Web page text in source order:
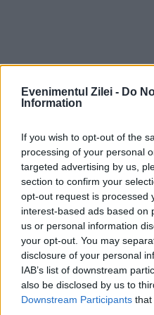
Evenimentul Zilei - Do
Information
If you wish to opt-out of the
processing of your personal
targeted advertising by us,
section to confirm your
opt-out request is processed
interest-based ads based on
us or personal information
your opt-out. You may
disclosure of your personal
IAB’s list of downstream
also be disclosed by us to
Downstream Participants that
Brîndușa Țăranu,